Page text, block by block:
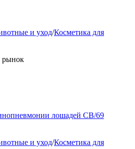
и уход/Косметика для
рынок
лошадей СВ/69
и уход/Косметика для